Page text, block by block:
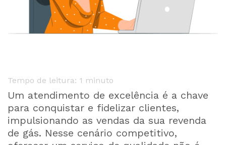
Tempo de leitura: 1 minuto
Um atendimento de excelência é a chave
para conquistar e fidelizar clientes,
impulsionando as vendas da sua revenda
de gás. Nesse cenário competitivo,